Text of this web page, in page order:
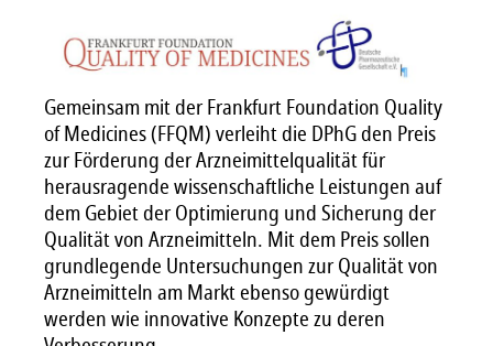
Gemeinsam mit der Frankfurt Foundation Quality
of Medicines (FFQM) verleiht die DPhG den Preis
zur Förderung der Arzneimittelqualität für
herausragende wissenschaftliche Leistungen auf
dem Gebiet der Optimierung und Sicherung der
Qualität von Arzneimitteln. Mit dem Preis sollen
grundlegende Untersuchungen zur Qualität von
Arzneimitteln am Markt ebenso gewürdigt
werden wie innovative Konzepte zu deren